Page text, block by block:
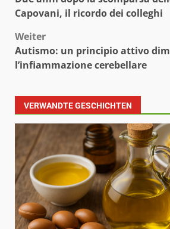
Capovani, il ricordo dei colleghi
Weiter
Autismo: un principio attivo
l’infiammazione cerebellare
VERWANDTE GESCHICHTEN